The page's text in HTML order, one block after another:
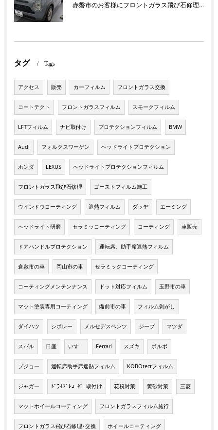
赤磐市のお客様にフロントガラス飛び石修理 ラパン【nexus株式会社】
タグ Tags
アクセス 販売 カーフィルム フロントガラス交換
コートテクト フロントガラスフィルム スモークフィルム
LFTフィルム ナビ取付け プロテクションフィルム BMW
Audi フォルクスワーゲン ヘッドライトプロテクション
ホンダ LEXUS ヘッドライトプロテクションフィルム
フロントガラス飛び石修理 ゴーストフィルム施工
ウインドウコーティング 遮熱フィルム ダッヂ エーミング
ヘッドライト研磨 セラミッコーティング コーティング 車販売
ドアハンドルプロテクション 運転席、助手席遮熱フィルム
倉敷市の車 岡山市の車 セラミックコーティング
コーティングメンテンナンス ドット対応フィルム 玉野市の車
マット塗装専用コーティング 備前市の車 フィルム剝がし
ダイハツ シボレー メルセデスベンツ ジープ マツダ
スバル 日産 いすゞ Ferrari スズキ ボルボ
プジョー 運転席助手席遮熱フィルム KOBOtectフィルム
ジャガー ﾄﾞﾗｲﾌﾞﾚｺｰﾀﾞｰ取付け 花粉対策 黄砂対策 三菱
マットホイールコーティング フロントガラスフィルム施行
フロントガラス飛び石修理･交換 ホイールコーティング